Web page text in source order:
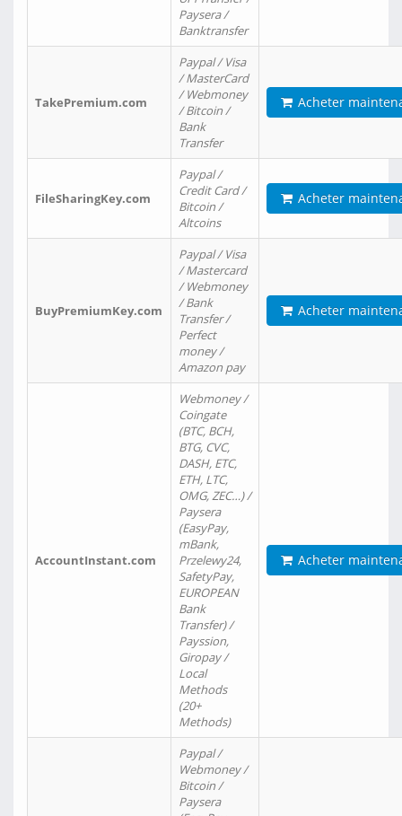
Paysera /
Banktransfer
TakePremium.com
Paypal / Visa
/ MasterCard
/ Webmoney
/ Bitcoin /
Bank
Transfer
Acheter
FileSharingKey.com
Paypal /
Credit Card /
Bitcoin /
Altcoins
Acheter
BuyPremiumKey.com
Paypal / Visa
/ Mastercard
/ Webmoney
/ Bank
Transfer /
Perfect
money /
Amazon pay
Acheter
AccountInstant.com
Webmoney /
Coingate
(BTC, BCH,
BTG, CVC,
DASH, ETC,
ETH, LTC,
OMG, ZEC…) /
Paysera
(EasyPay,
mBank,
Przelewy24,
SafetyPay,
EUROPEAN
Bank
Transfer) /
Payssion,
Giropay /
Local
Methods
(20+
Methods)
Acheter
Paypal /
Webmoney /
Bitcoin /
Paysera